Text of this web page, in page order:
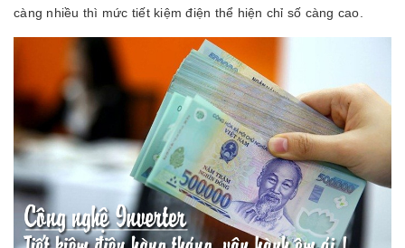
càng nhiều thì mức tiết kiệm điện thể hiện chỉ số càng cao.